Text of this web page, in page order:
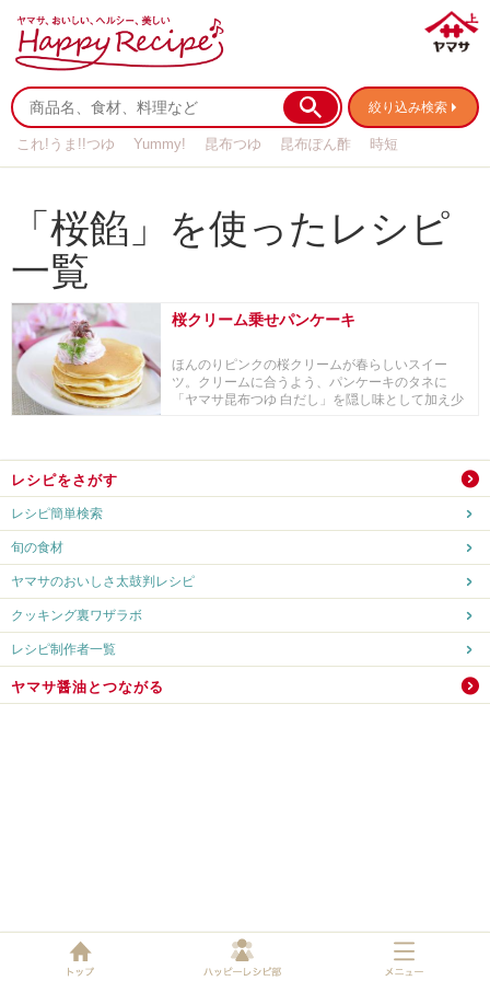
絞り込み検索
これ!うま!!つゆ Yummy! 昆布つゆ 昆布ぽん酢
時短
「桜餡」を使ったレシピ
一覧
桜クリーム乗せパンケーキ
ほんのりピンクの桜クリームが春らしいスイー
ツ。クリームに合うよう、パンケーキのタネに
「ヤマサ昆布つゆ 白だし」を隠し味として加え少
レシピをさがす
レシピ簡単検索
旬の食材
ヤマサのおいしさ太鼓判レシピ
クッキング裏ワザラボ
レシピ制作者一覧
ヤマサ醤油とつながる